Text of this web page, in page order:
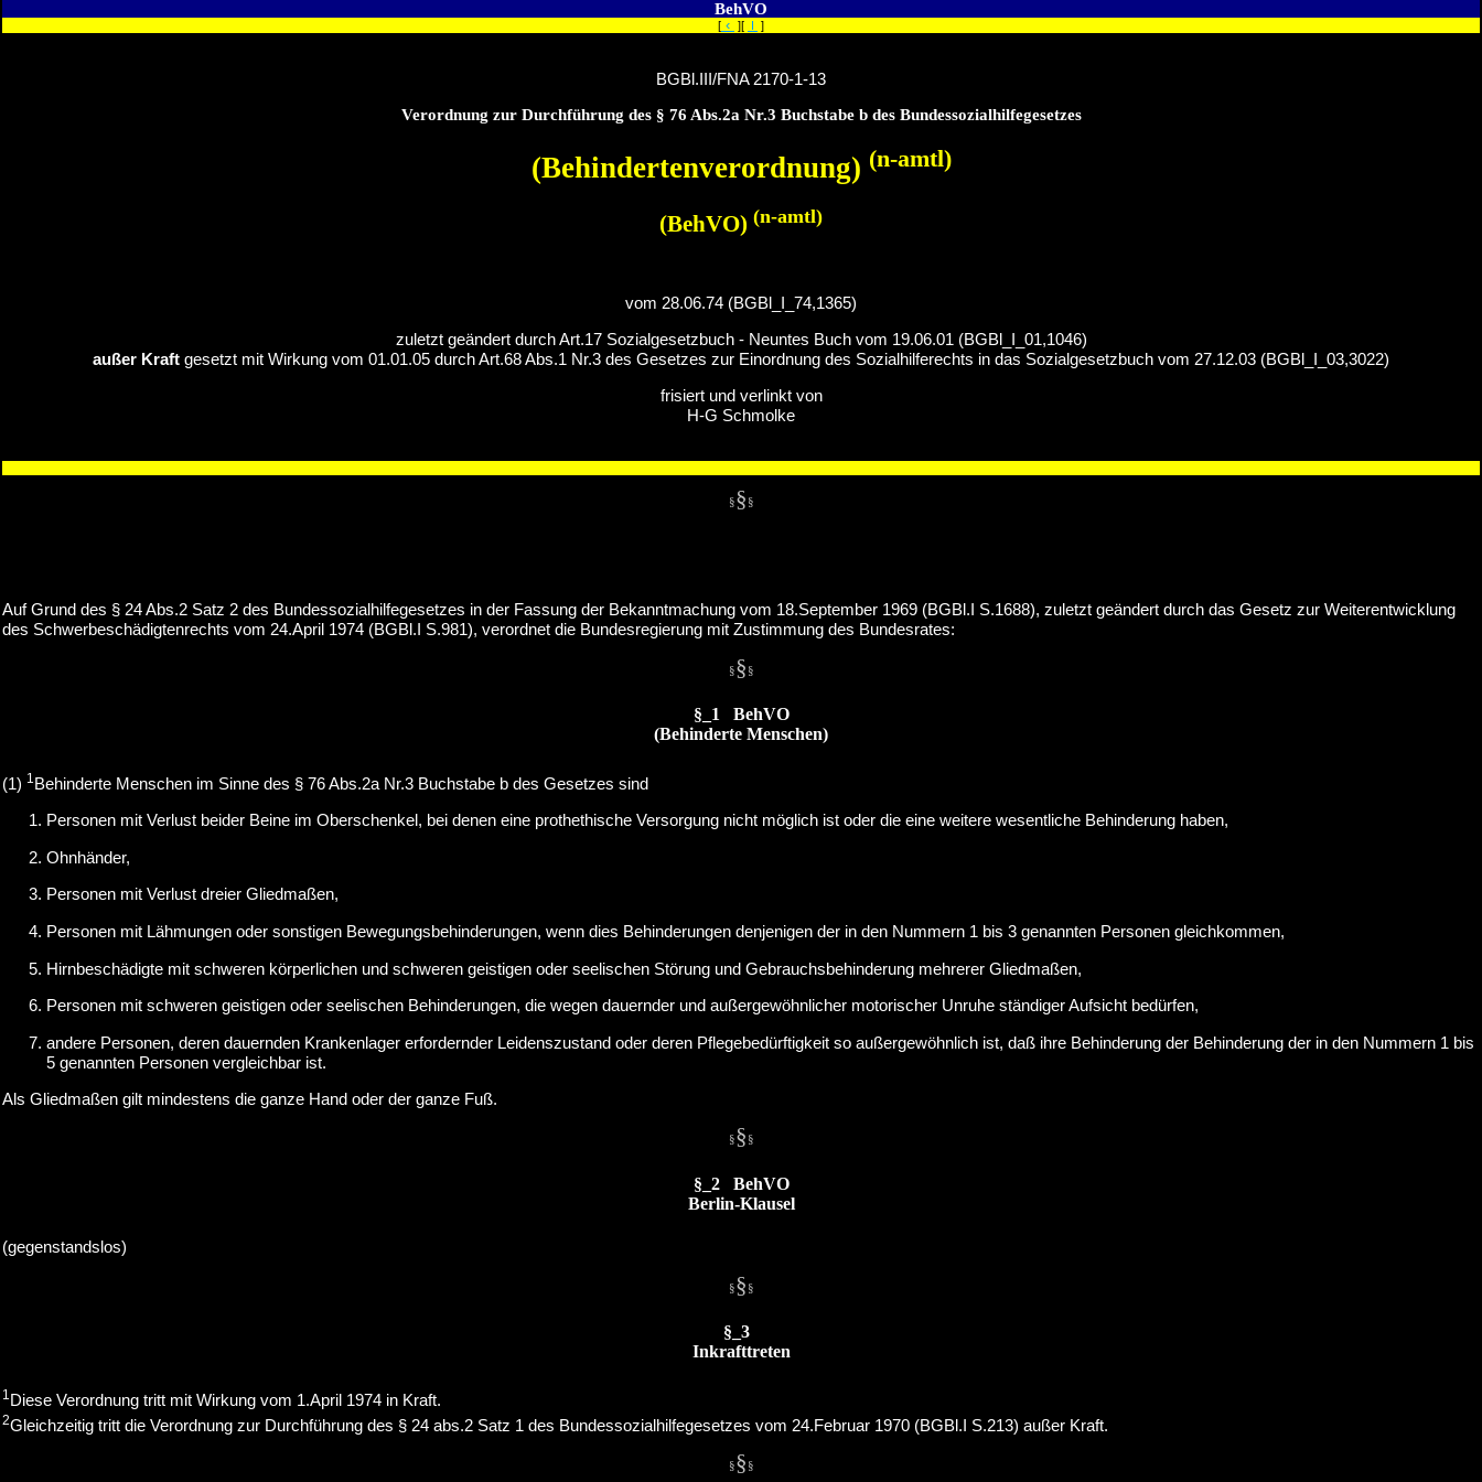
BehVO
[ ‹ ][ I ]
BGBl.III/FNA 2170-1-13
Verordnung zur Durchführung des § 76 Abs.2a Nr.3 Buchstabe b des Bundessozialhilfegesetzes
(Behindertenverordnung) (n-amtl)
(BehVO) (n-amtl)
vom 28.06.74 (BGBl_I_74,1365)
zuletzt geändert durch Art.17 Sozialgesetzbuch - Neuntes Buch vom 19.06.01 (BGBl_I_01,1046)
außer Kraft gesetzt mit Wirkung vom 01.01.05 durch Art.68 Abs.1 Nr.3 des Gesetzes zur Einordnung des Sozialhilferechts in das Sozialgesetzbuch vom 27.12.03 (BGBl_I_03,3022)
frisiert und verlinkt von
H-G Schmolke
§§ §
Auf Grund des § 24 Abs.2 Satz 2 des Bundessozialhilfegesetzes in der Fassung der Bekanntmachung vom 18.September 1969 (BGBl.I S.1688), zuletzt geändert durch das Gesetz zur Weiterentwicklung
des Schwerbeschädigtenrechts vom 24.April 1974 (BGBl.I S.981), verordnet die Bundesregierung mit Zustimmung des Bundesrates:
§§ §
§_1 BehVO
(Behinderte Menschen)
(1) 1 Behinderte Menschen im Sinne des § 76 Abs.2a Nr.3 Buchstabe b des Gesetzes sind
Personen mit Verlust beider Beine im Oberschenkel, bei denen eine prothethische Versorgung nicht möglich ist oder die eine weitere wesentliche Behinderung haben,
Ohnhänder,
Personen mit Verlust dreier Gliedmaßen,
Personen mit Lähmungen oder sonstigen Bewegungsbehinderungen, wenn dies Behinderungen denjenigen der in den Nummern 1 bis 3 genannten Personen gleichkommen,
Hirnbeschädigte mit schweren körperlichen und schweren geistigen oder seelischen Störung und Gebrauchsbehinderung mehrerer Gliedmaßen,
Personen mit schweren geistigen oder seelischen Behinderungen, die wegen dauernder und außergewöhnlicher motorischer Unruhe ständiger Aufsicht bedürfen,
andere Personen, deren dauernden Krankenlager erfordernder Leidenszustand oder deren Pflegebedürftigkeit so außergewöhnlich ist, daß ihre Behinderung der Behinderung der in den Nummern 1 bis
5 genannten Personen vergleichbar ist.
Als Gliedmaßen gilt mindestens die ganze Hand oder der ganze Fuß.
§§ §
§_2 BehVO
Berlin-Klausel
(gegenstandslos)
§§ §
§_3
Inkrafttreten
1 Diese Verordnung tritt mit Wirkung vom 1.April 1974 in Kraft.
2Gleichzeitig tritt die Verordnung zur Durchführung des § 24 abs.2 Satz 1 des Bundessozialhilfegesetzes vom 24.Februar 1970 (BGBl.I S.213) außer Kraft.
§§ §